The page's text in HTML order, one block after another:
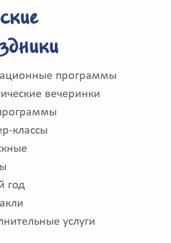
программы
вечеринки
классы
год
услуги